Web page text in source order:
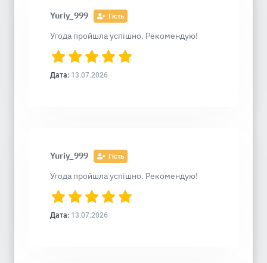
Yuriy_999 Гість
Угода пройшла успішно. Рекомендую!
Дата: 13.07.2026
Yuriy_999 Гість
Угода пройшла успішно. Рекомендую!
Дата: 13.07.2026